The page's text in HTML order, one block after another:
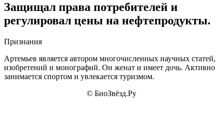
Защищал права потребителей и
регулировал цены на нефтепродукты.
Признания
Артемьев является автором многочисленных научных статей,
изобретений и монографий. Он женат и имеет дочь. Активно
занимается спортом и увлекается туризмом.
© БиоЗвёзд.Ру